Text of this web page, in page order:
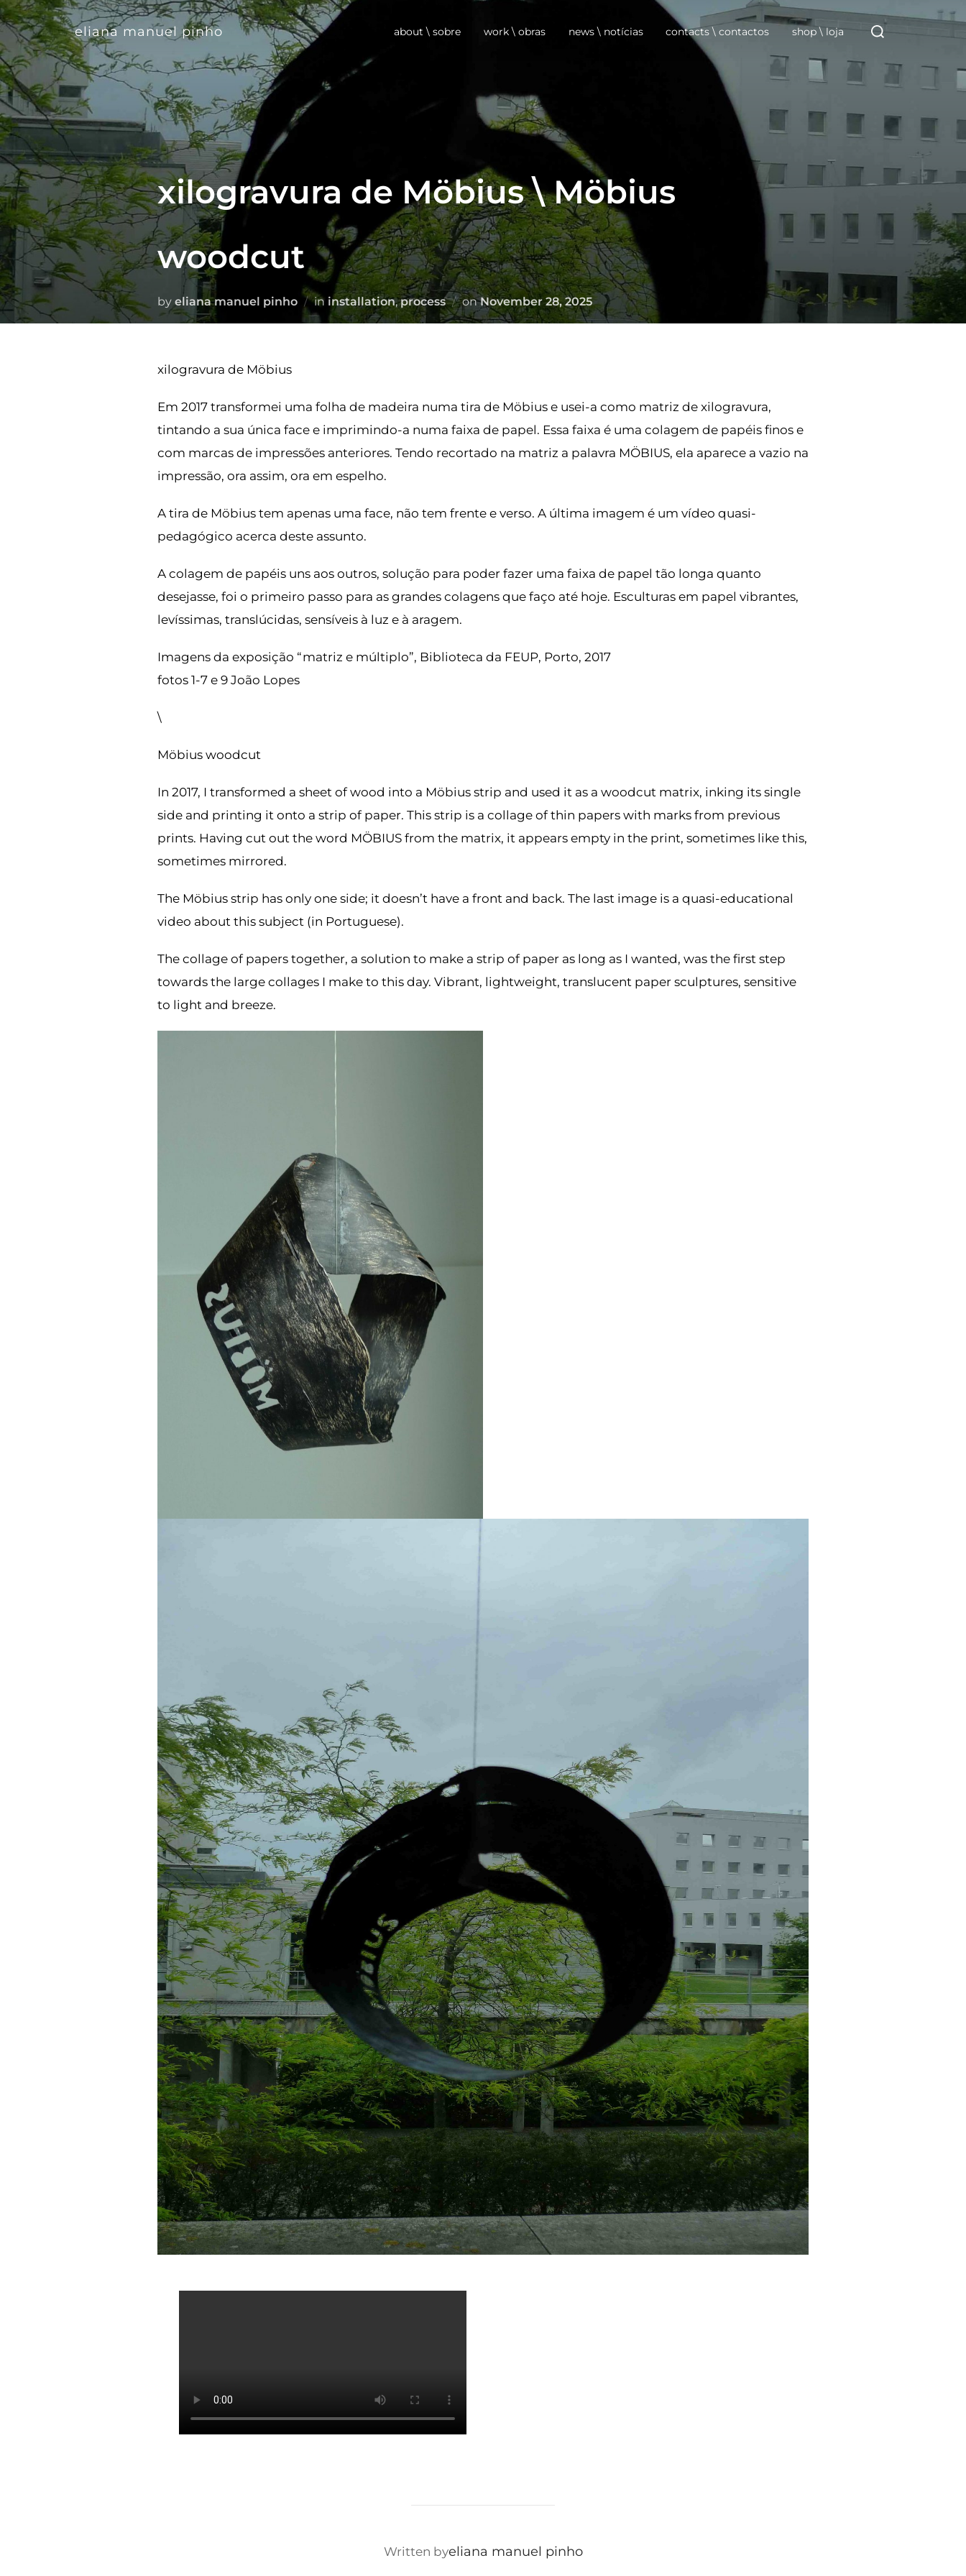
Skip
to
content
eliana manuel pinho about \ sobre work \ obras news \ notícias contacts \ contactos shop \ loja
Search
for:
xilogravura de Möbius \ Möbius
woodcut
by eliana manuel pinho in installation,process onPosted
on
November 28, 2025
xilogravura de Möbius
Em 2017 transformei uma folha de madeira numa tira de Möbius e usei-a como matriz de xilogravura,
tintando a sua única face e imprimindo-a numa faixa de papel. Essa faixa é uma colagem de papéis finos e
com marcas de impressões anteriores. Tendo recortado na matriz a palavra MÖBIUS, ela aparece a vazio na
impressão, ora assim, ora em espelho.
A tira de Möbius tem apenas uma face, não tem frente e verso. A última imagem é um vídeo quasi-
pedagógico acerca deste assunto.
A colagem de papéis uns aos outros, solução para poder fazer uma faixa de papel tão longa quanto
desejasse, foi o primeiro passo para as grandes colagens que faço até hoje. Esculturas em papel vibrantes,
levíssimas, translúcidas, sensíveis à luz e à aragem.
Imagens da exposição “matriz e múltiplo”, Biblioteca da FEUP, Porto, 2017
fotos 1-7 e 9 João Lopes
\
Möbius woodcut
In 2017, I transformed a sheet of wood into a Möbius strip and used it as a woodcut matrix, inking its single
side and printing it onto a strip of paper. This strip is a collage of thin papers with marks from previous
prints. Having cut out the word MÖBIUS from the matrix, it appears empty in the print, sometimes like this,
sometimes mirrored.
The Möbius strip has only one side; it doesn’t have a front and back. The last image is a quasi-educational
video about this subject (in Portuguese).
The collage of papers together, a solution to make a strip of paper as long as I wanted, was the first step
towards the large collages I make to this day. Vibrant, lightweight, translucent paper sculptures, sensitive
to light and breeze.
POST AUTHOR
Written byeliana manuel pinho